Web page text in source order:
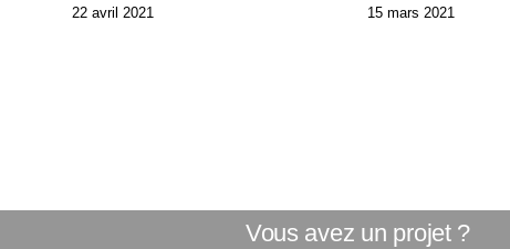
22 avril 2021 15 mars 2021
Vous avez un projet ?